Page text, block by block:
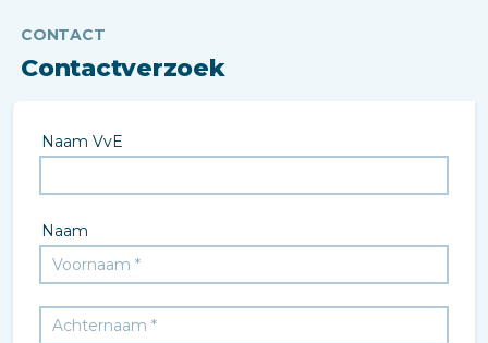
CONTACT
Contactverzoek
Naam VvE
Naam